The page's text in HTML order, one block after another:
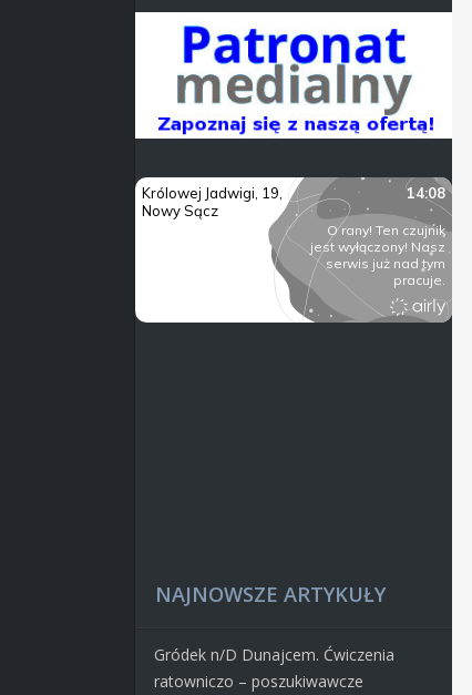
NAJNOWSZE ARTYKUŁY
Gródek n/D Dunajcem. Ćwiczenia
ratowniczo – poszukiwawcze